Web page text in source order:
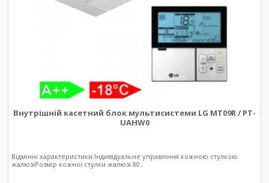
Внутрішній касетний блок мультисистеми LG MT09R / PT-
UAHW0
Відмінні характеристики:Індивідуальне управління кожною стулкою
жалюзіРозмір кожної стулки жалюзі 80..